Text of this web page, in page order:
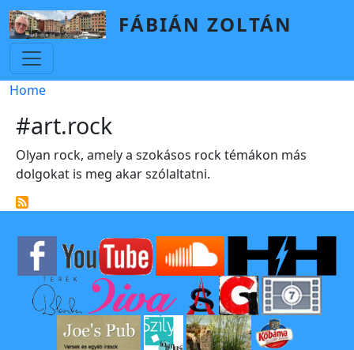
Skip to main content
FÁBIÁN ZOLTÁN
Breadcrumb
Home
#art.rock
Olyan rock, amely a szokásos rock témákon más
dolgokat is meg akar szólaltatni.